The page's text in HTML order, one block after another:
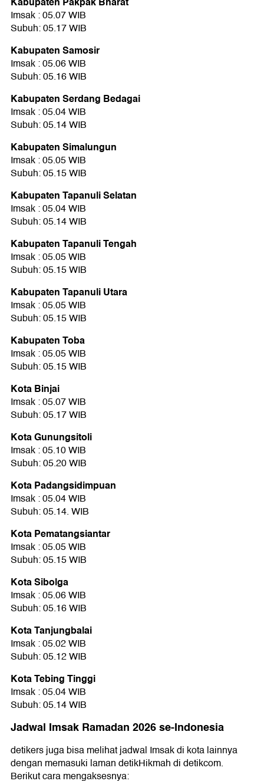
Imsak : 05.07 WIB
Subuh: 05.17 WIB
Kabupaten Samosir
Imsak : 05.06 WIB
Subuh: 05.16 WIB
Kabupaten Serdang Bedagai
Imsak : 05.04 WIB
Subuh: 05.14 WIB
Kabupaten Simalungun
Imsak : 05.05 WIB
Subuh: 05.15 WIB
Kabupaten Tapanuli Selatan
Imsak : 05.04 WIB
Subuh: 05.14 WIB
Kabupaten Tapanuli Tengah
Imsak : 05.05 WIB
Subuh: 05.15 WIB
Kabupaten Tapanuli Utara
Imsak : 05.05 WIB
Subuh: 05.15 WIB
Kabupaten Toba
Imsak : 05.05 WIB
Subuh: 05.15 WIB
Kota Binjai
Imsak : 05.07 WIB
Subuh: 05.17 WIB
Kota Gunungsitoli
Imsak : 05.10 WIB
Subuh: 05.20 WIB
Kota Padangsidimpuan
Imsak : 05.04 WIB
Subuh: 05.14. WIB
Kota Pematangsiantar
Imsak : 05.05 WIB
Subuh: 05.15 WIB
Kota Sibolga
Imsak : 05.06 WIB
Subuh: 05.16 WIB
Kota Tanjungbalai
Imsak : 05.02 WIB
Subuh: 05.12 WIB
Kota Tebing Tinggi
Imsak : 05.04 WIB
Subuh: 05.14 WIB
Jadwal Imsak Ramadan 2026 se-Indonesia
detikers juga bisa melihat jadwal Imsak di kota lainnya
dengan memasuki laman detikHikmah di detikcom.
Berikut cara mengaksesnya: